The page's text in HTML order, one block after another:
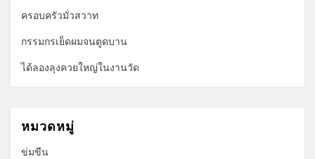
ครอบครัวมั่วสวาท
กรรมกรเย็ดผมจนตูดบาน
ได้ลองลุงควยใหญ่ในงานวัด
หมวดหมู่
ข่มขืน